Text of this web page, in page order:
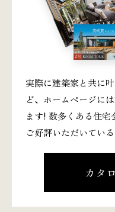
実際に建築家と共に
ど、ホームページに
ます! 数多くある住宅
ご好評いただいてい
カタ